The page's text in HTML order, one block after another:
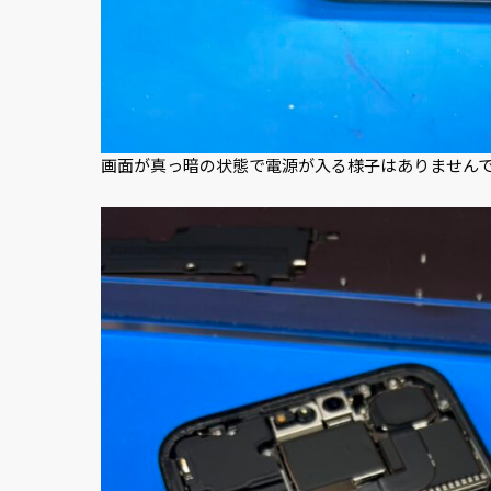
画面が真っ暗の状態で電源が入る様子はありません